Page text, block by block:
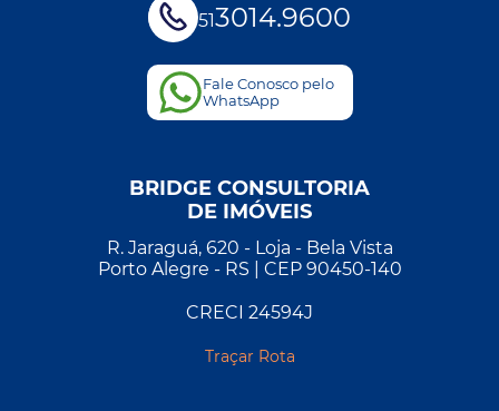
513014.9600
Fale Conosco pelo
WhatsApp
BRIDGE CONSULTORIA
DE IMÓVEIS
R. Jaraguá, 620 - Loja - Bela Vista
Porto Alegre - RS | CEP 90450-140
CRECI 24594J
Traçar Rota